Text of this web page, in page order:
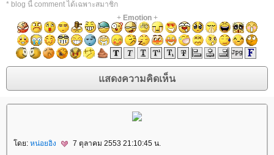
* blog นี้ comment ได้เฉพาะสมาชิก
+ Emotion+
ดย: หน่อยอิง 7 ตุลาคม 2553 21:10:45 น.